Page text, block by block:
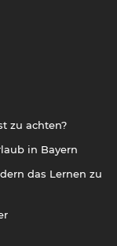
zu achten?
in Bayern
das Lernen zu